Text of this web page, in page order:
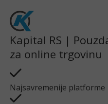
Kapital RS |
za online trgovinu
Najsavremenije platforme